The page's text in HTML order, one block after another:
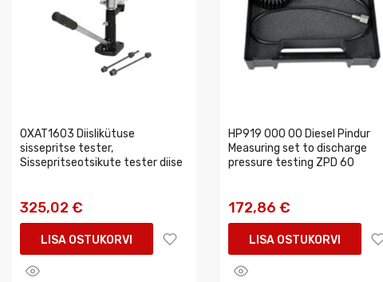
0XAT1603 Diislikütuse
sissepritse tester,
Sissepritseotsikute tester diise
325,02 €
LISA OSTUKORVI
HP919 000 00 Diesel Pindur
Measuring set to discharge
pressure testing ZPD 60
172,86 €
LISA OSTUKORVI